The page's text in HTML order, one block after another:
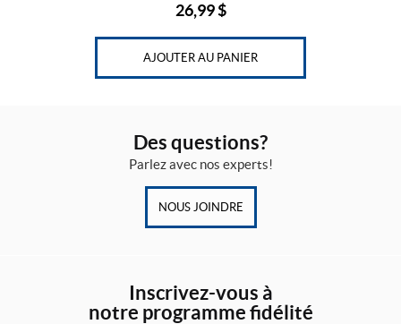
26,99$
AJOUTER AU PANIER
Des questions?
Parlez avec nos experts!
NOUS JOINDRE
Inscrivez-vous à
notre programme fidélité